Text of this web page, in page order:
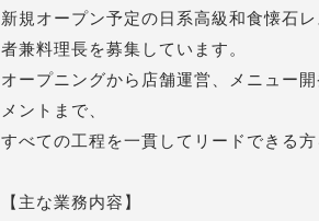
新規オープン予定の日系高級和食懐石
者兼料理長を募集しています。
オープニングから店舗運営、メニュー
メントまで、
すべての工程を一貫してリードできる方
【主な業務内容】